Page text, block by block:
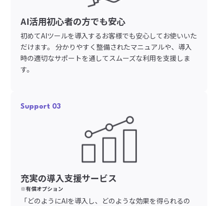
AI活用初心者の方でも安心
初めてAIツールを導入するお客様でも安心してお使いいた
だけます。 分かりやすく整備されたマニュアルや、導入
時の適切なサポートを通してスムーズな利用を支援しま
す。
Support 03
充実の導入支援サービス
※有償オプション
「どのようにAIを導入し、どのような効果を得られるの